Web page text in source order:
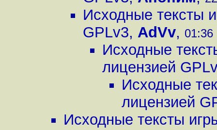
Исходные тексты
GPLv3, AdVv, 01:36
Исходные
лицензией
Исходные
лицензией
Исходные тексты